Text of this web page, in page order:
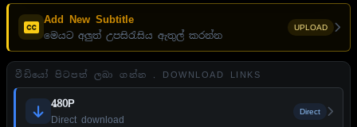
Add New Subtitle
මෙයට අලුත් උපසිරැසිය ඇතුල් කරන්න
UPLOAD
වීඩියෝ පිටපත් ලබා ගන්න . DOWNLOAD LINKS
480P
Direct download
Direct